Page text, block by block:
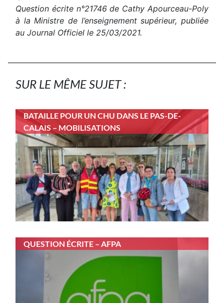
Question écrite n°21746 de Cathy Apourceau-Poly
à la Ministre de l’enseignement supérieur, publiée
au Journal Officiel le 25/03/2021.
SUR LE MÊME SUJET :
BATAILLE POUR UN CHU DANS LE PAS-DE-
CALAIS – MOBILISATIONS
QUESTION ÉCRITE – AFPA